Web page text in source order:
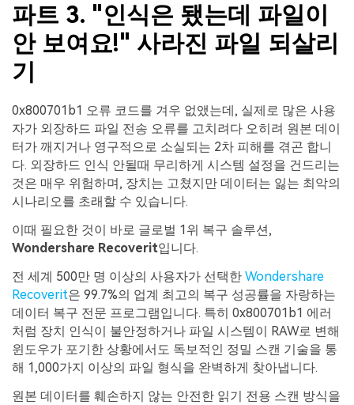
파트 3. "인식은 됐는데 파일이
안 보여요!" 사라진 파일 되살리
기
0x800701b1 오류 코드를 겨우 없앴는데, 실제로 많은 사용
자가 외장하드 파일 전송 오류를 고치려다 오히려 원본 데이
터가 깨지거나 영구적으로 소실되는 2차 피해를 겪곤 합니
다. 외장하드 인식 안될때 무리하게 시스템 설정을 건드리는
것은 매우 위험하며, 장치는 고쳤지만 데이터는 잃는 최악의
시나리오를 초래할 수 있습니다.
이때 필요한 것이 바로 글로벌 1위 복구 솔루션,
Wondershare Recoverit입니다.
전 세계 500만 명 이상의 사용자가 선택한 Wondershare
Recoverit은 99.7%의 업계 최고의 복구 성공률을 자랑하는
데이터 복구 전문 프로그램입니다. 특히 0x800701b1 에러
처럼 장치 인식이 불안정하거나 파일 시스템이 RAW로 변해
윈도우가 포기한 상황에서도 독보적인 정밀 스캔 기술을 통
해 1,000가지 이상의 파일 형식을 완벽하게 찾아냅니다.
원본 데이터를 훼손하지 않는 안전한 읽기 전용 스캔 방식을